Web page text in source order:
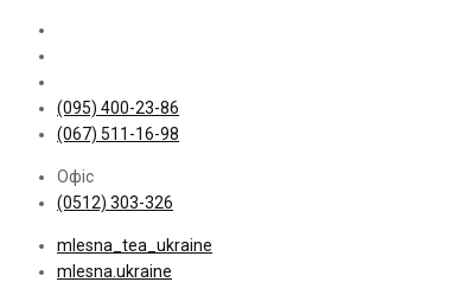
Skip
content
(095) 400-23-86
(067) 511-16-98
Офіс
(0512) 303-326
mlesna_tea_ukraine
mlesna.ukraine